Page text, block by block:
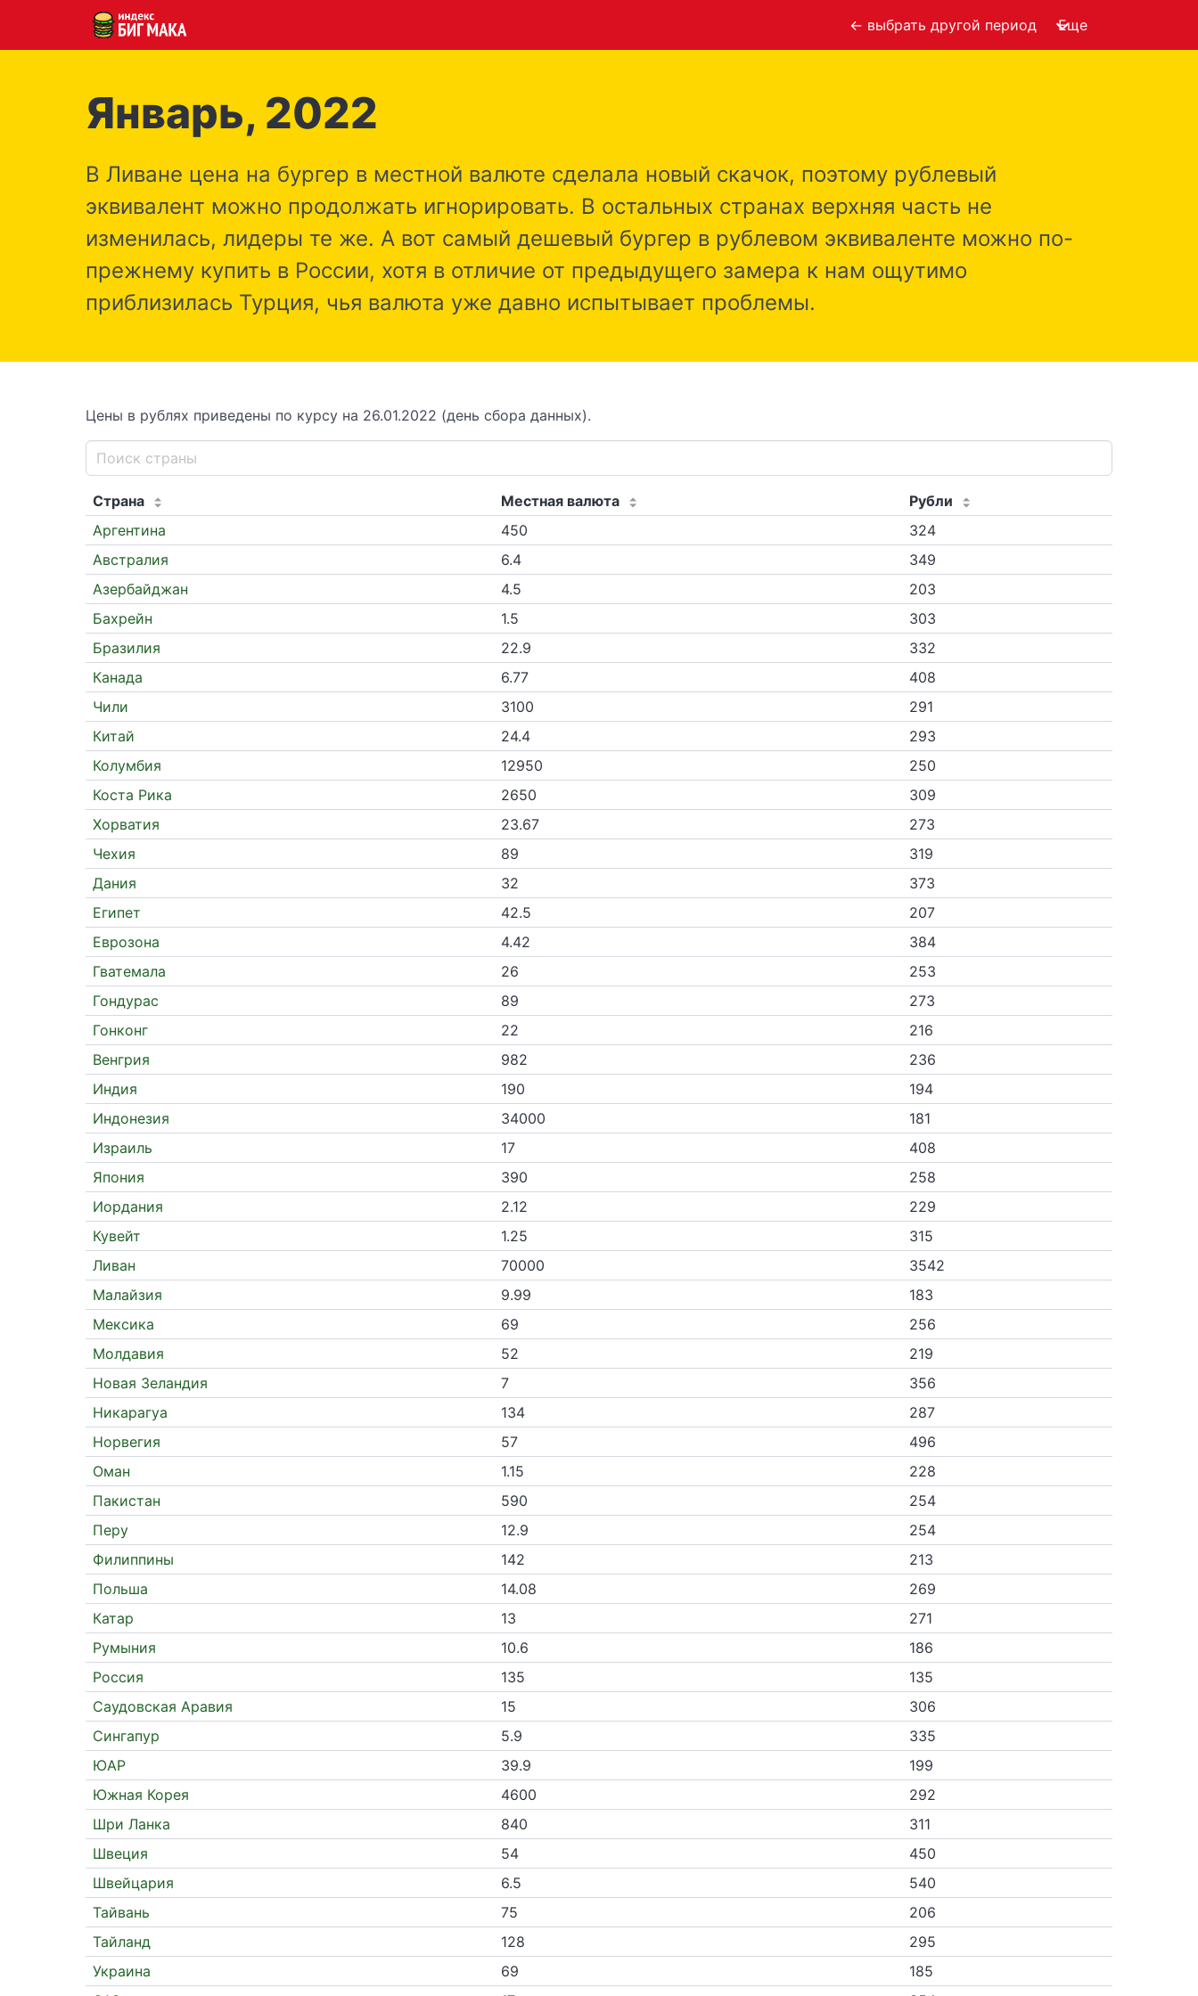
← выбрать другой период Еще
Январь, 2022
В Ливане цена на бургер в местной валюте сделала новый скачок, поэтому рублевый
эквивалент можно продолжать игнорировать. В остальных странах верхняя часть не
изменилась, лидеры те же. А вот самый дешевый бургер в рублевом эквиваленте можно по-
прежнему купить в России, хотя в отличие от предыдущего замера к нам ощутимо
приблизилась Турция, чья валюта уже давно испытывает проблемы.
Цены в рублях приведены по курсу на 26.01.2022 (день сбора данных).
Страна Местная валюта
Рубли
Аргентина
450
324
Австралия
6.4
349
Азербайджан
4.5
203
Бахрейн
1.5
303
Бразилия
22.9
332
Канада
6.77
408
Чили
3100
291
Китай
24.4
293
Колумбия
12950
250
Коста Рика
2650
309
Хорватия
23.67
273
Чехия
89
319
Дания
32
373
Египет
42.5
207
Еврозона
4.42
384
Гватемала
26
253
Гондурас
89
273
Гонконг
22
216
Венгрия
982
236
Индия
190
194
Индонезия
34000
181
Израиль
17
408
Япония
390
258
Иордания
2.12
229
Кувейт
1.25
315
Ливан
70000
3542
Малайзия
9.99
183
Мексика
69
256
Молдавия
52
219
Новая Зеландия
7
356
Никарагуа
134
287
Норвегия
57
496
Оман
1.15
228
Пакистан
590
254
Перу
12.9
254
Филиппины
142
213
Польша
14.08
269
Катар
13
271
Румыния
10.6
186
Россия
135
135
Саудовская Аравия
15
306
Сингапур
5.9
335
ЮАР
39.9
199
Южная Корея
4600
292
Шри Ланка
840
311
Швеция
54
450
Швейцария
6.5
540
Тайвань
75
206
Тайланд
128
295
Украина
69
185